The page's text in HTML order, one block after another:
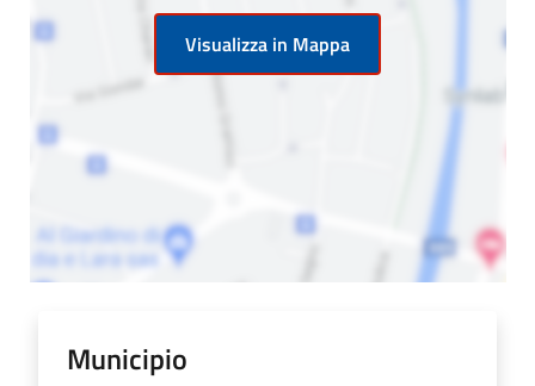
Visualizza in Mappa
Municipio